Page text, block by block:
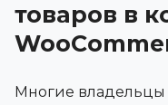
товаров в
Многие владельцы